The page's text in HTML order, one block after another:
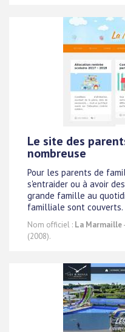
Le site des
nombreuse
Pour les parents de
s'entraider ou à avoir
grande famille au
familliale sont couverts.
Nom officiel : La Marmaille
(2008).